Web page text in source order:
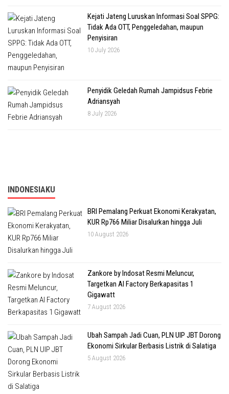
Kejati Jateng Luruskan Informasi Soal SPPG:
Tidak Ada OTT, Penggeledahan, maupun
Penyisiran
10 July 2026
Penyidik Geledah Rumah Jampidsus Febrie
Adriansyah
8 July 2026
INDONESIAKU
BRI Pemalang Perkuat Ekonomi Kerakyatan,
KUR Rp766 Miliar Disalurkan hingga Juli
10 August 2026
Zankore by Indosat Resmi Meluncur,
Targetkan AI Factory Berkapasitas 1
Gigawatt
7 August 2026
Ubah Sampah Jadi Cuan, PLN UIP JBT Dorong
Ekonomi Sirkular Berbasis Listrik di Salatiga
5 August 2026